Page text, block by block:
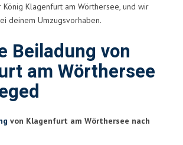
Klagenfurt am Wörthersee, und wir
deinem Umzugsvorhaben.
Beiladung von
am Wörthersee
von Klagenfurt am Wörthersee nach